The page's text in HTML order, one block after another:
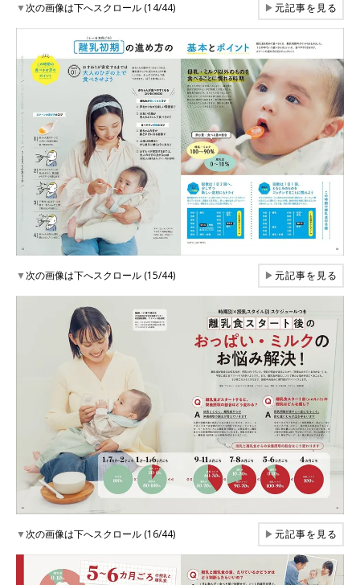
▼次の画像は下へスクロール (14/44) ▶元記事を見る
▼次の画像は下へスクロール (15/44) ▶元記事を見る
▼次の画像は下へスクロール (16/44) ▶元記事を見る